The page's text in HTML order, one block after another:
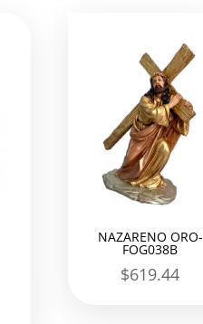
NAZARENO ORO-
FOG038B
$619.44